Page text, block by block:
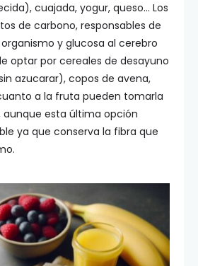
cuajada, yogur, queso… Los
de carbono, responsables de
y glucosa al cerebro
optar por cereales de desayuno
azucarar), copos de avena,
a la fruta pueden tomarla
esta última opción
ya que conserva la fibra que